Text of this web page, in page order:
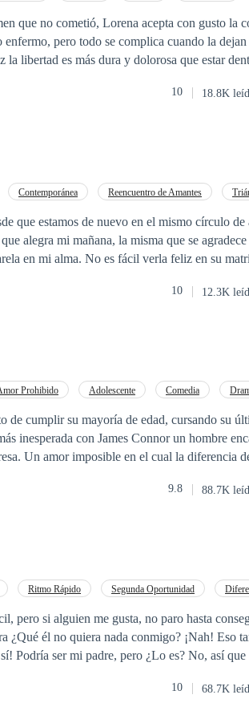
que no cometió, Lorena acepta con gusto la
pero todo se complica cuando la
libertad es más dura y dolorosa que estar
10 18.8K
Contemporánea Reencuentro de Amantes
alegra mi mañana, la misma que se
en su matrimonio. Y para
verla y no tenerla, siento celos cuando no
10 12.3K
Prohibido Adolescente Comedia
de cumplir su mayoría de edad, cursando su
inesperada con James Connor un hombre
no es correcto, que rayos estoy por
9.8 88.7K
Ritmo Rápido Segunda Oportunidad
pero si alguien me gusta, no paro hasta
¿Qué él no quiera nada conmigo? ¡Nah! Eso
Si digo que lo consigo lo consigo. ¡Y sí! Podría ser mi padre, pero ¿Lo es?
10 68.7K